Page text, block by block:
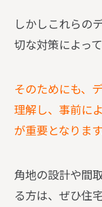
しかしこれらの
切な対策によっ
そのためにも、
理解し、事前に
が重要となります
角地の設計や間
る方は、ぜひ住